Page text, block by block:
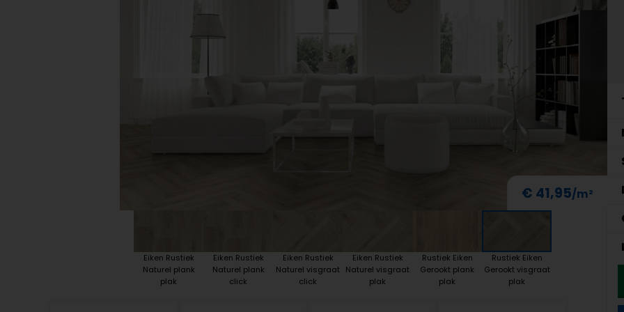
€ 41,95
Eiken Rustiek
Naturel plank
plak
Eiken Rustiek
Naturel plank
click
Eiken Rustiek
Naturel visgraat
click
Eiken Rustiek
Naturel visgraat
plak
Rustiek Eiken
Gerookt plank
plak
Rustiek Eiken
Gerookt visgraat
plak